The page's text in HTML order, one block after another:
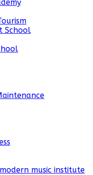
School
music institute